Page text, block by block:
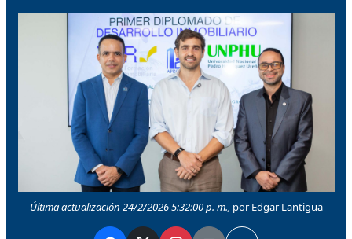
Última actualización 24/2/2026 5:32:00 p. m., por Edgar Lantigua